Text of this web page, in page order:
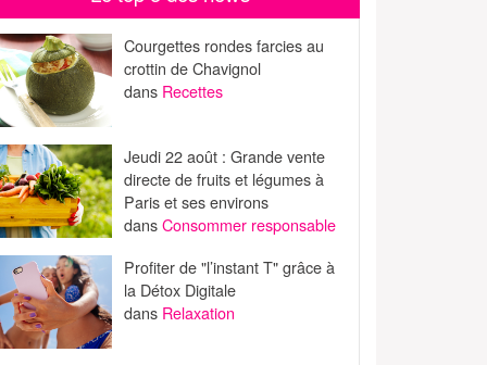
Courgettes rondes farcies au
crottin de Chavignol
dans Recettes
Jeudi 22 août : Grande vente
directe de fruits et légumes à
Paris et ses environs
dansConsommer responsable
Profiter de "l’instant T" grâce à
la Détox Digitale
dans Relaxation